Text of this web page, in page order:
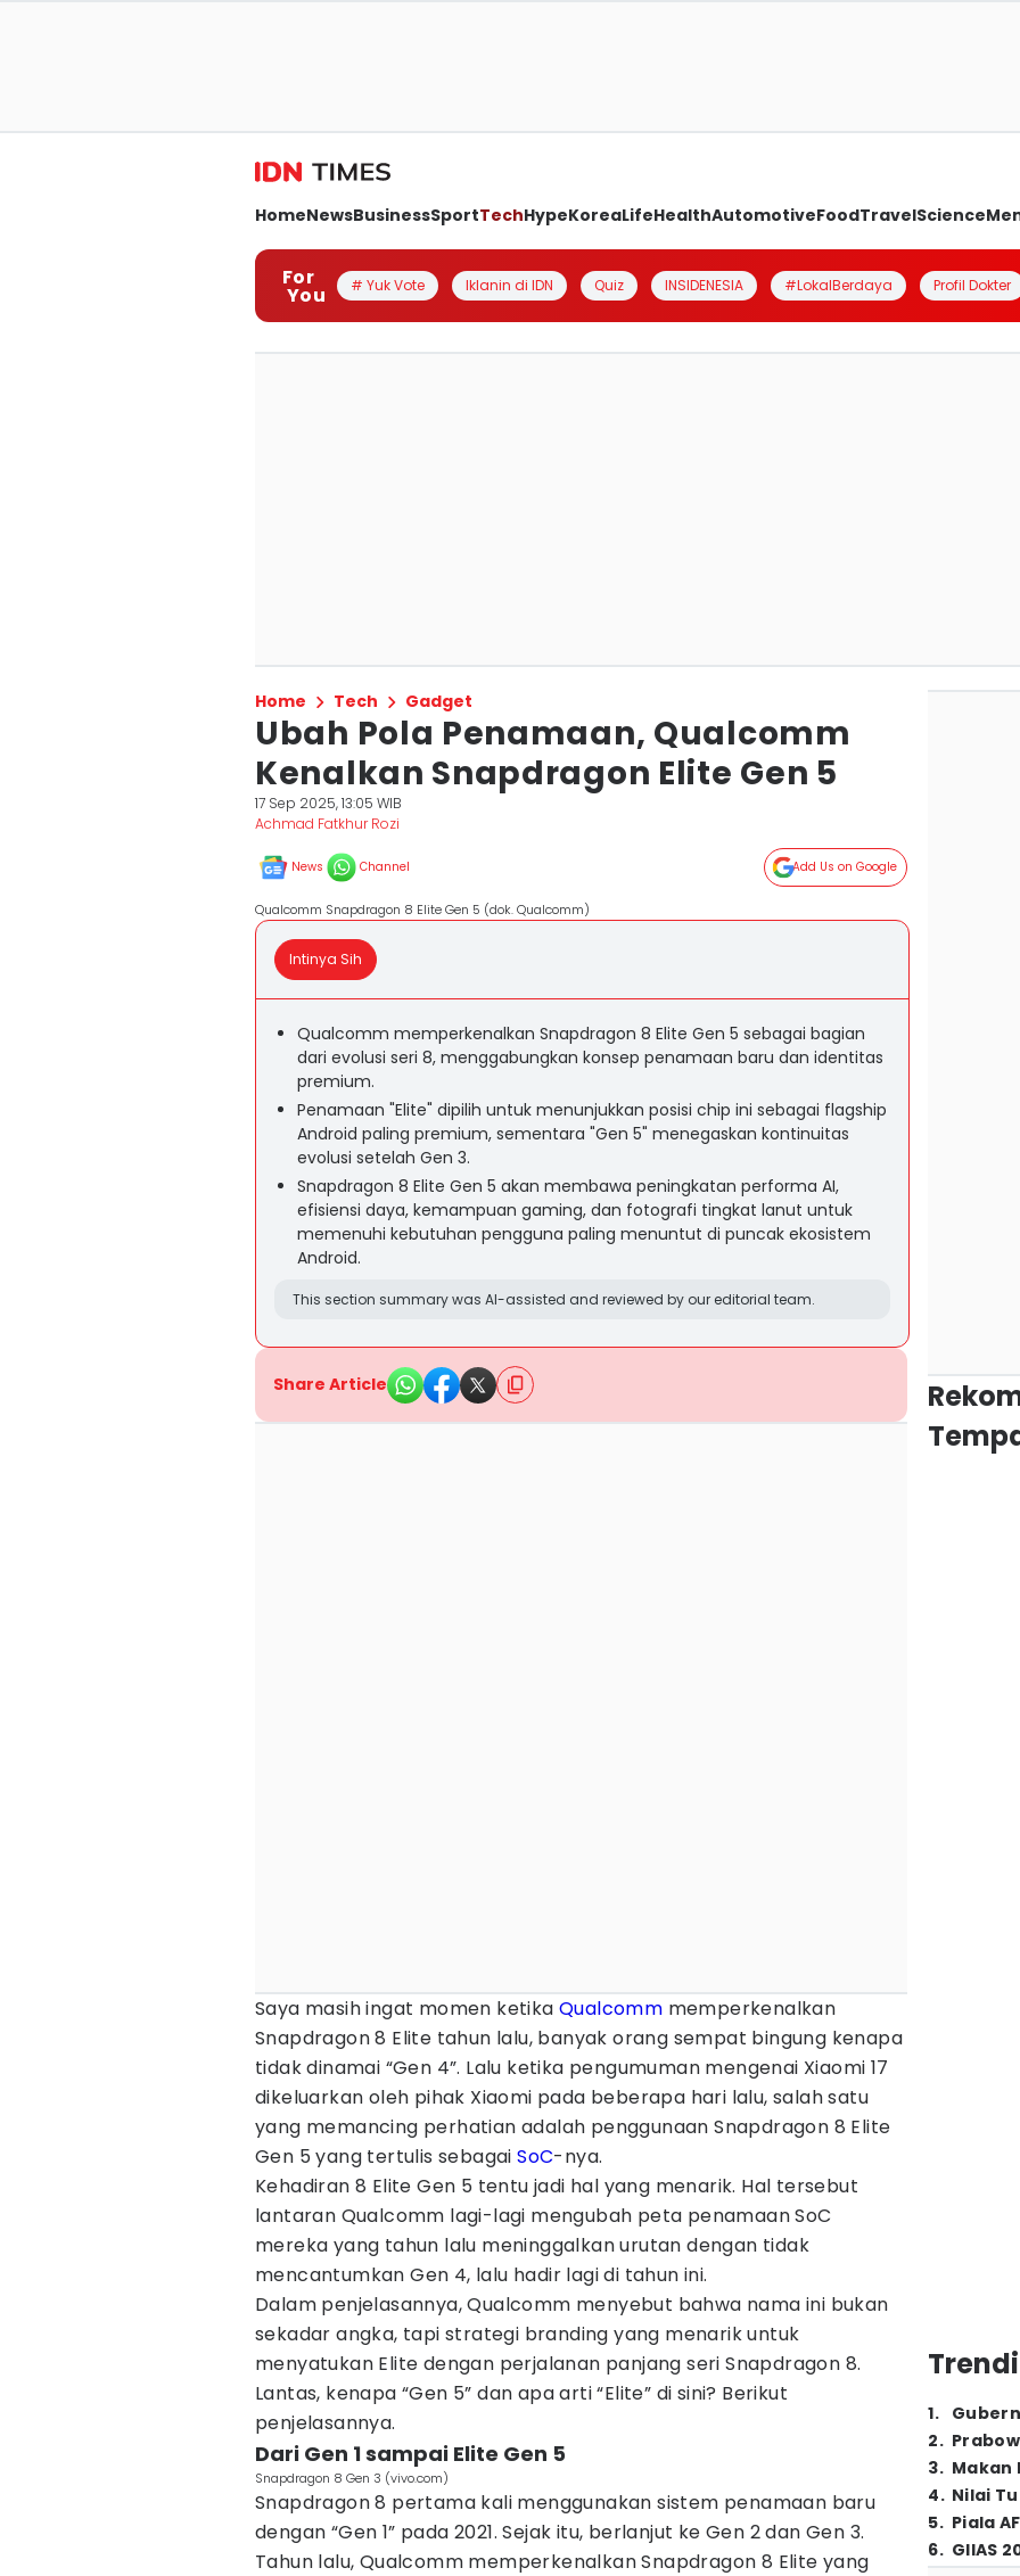
HomeNewsBusinessSportTechHypeKoreaLifeHealthAutomotiveFoodTravelScience
For
You # Yuk Vote Iklanin di IDN Quiz INSIDENESIA #LokalBerdaya Profil Dokter
Home Tech Gadget
Ubah Pola Penamaan, Qualcomm
Kenalkan Snapdragon Elite Gen 5
17 Sep 2025, 13:05 WIB
Achmad Fatkhur Rozi
News Channel Add Us on Google
Qualcomm Snapdragon 8 Elite Gen 5 (dok. Qualcomm)
Intinya Sih
Qualcomm memperkenalkan Snapdragon 8 Elite Gen 5 sebagai bagian
dari evolusi seri 8, menggabungkan konsep penamaan baru dan identitas
premium.
Penamaan "Elite" dipilih untuk menunjukkan posisi chip ini sebagai flagship
Android paling premium, sementara "Gen 5" menegaskan kontinuitas
evolusi setelah Gen 3.
Snapdragon 8 Elite Gen 5 akan membawa peningkatan performa AI,
efisiensi daya, kemampuan gaming, dan fotografi tingkat lanut untuk
memenuhi kebutuhan pengguna paling menuntut di puncak ekosistem
Android.
This section summary was AI-assisted and reviewed by our editorial team.
Share Article
Saya masih ingat momen ketika Qualcomm memperkenalkan
Snapdragon 8 Elite tahun lalu, banyak orang sempat bingung kenapa
tidak dinamai “Gen 4”. Lalu ketika pengumuman mengenai Xiaomi 17
dikeluarkan oleh pihak Xiaomi pada beberapa hari lalu, salah satu
yang memancing perhatian adalah penggunaan Snapdragon 8 Elite
Gen 5 yang tertulis sebagaiSoC-nya.
Kehadiran 8 Elite Gen 5 tentu jadi hal yang menarik. Hal tersebut
lantaran Qualcomm lagi-lagi mengubah peta penamaan SoC
mereka yang tahun lalu meninggalkan urutan dengan tidak
mencantumkan Gen 4, lalu hadir lagi di tahun ini.
Dalam penjelasannya, Qualcomm menyebut bahwa nama ini bukan
sekadar angka, tapi strategi branding yang menarik untuk
menyatukan Elite dengan perjalanan panjang seri Snapdragon 8.
Lantas, kenapa “Gen 5” dan apa arti “Elite” di sini? Berikut
penjelasannya.
Dari Gen 1 sampai Elite Gen 5
Snapdragon 8 Gen 3 (vivo.com)
Snapdragon 8 pertama kali menggunakan sistem penamaan baru
dengan “Gen 1” pada 2021. Sejak itu, berlanjut ke Gen 2 dan Gen 3.
Tahun lalu, Qualcomm memperkenalkan Snapdragon 8 Elite yang
1.
2.
3. Makan
4. Nilai
5. Piala
6. GIIAS